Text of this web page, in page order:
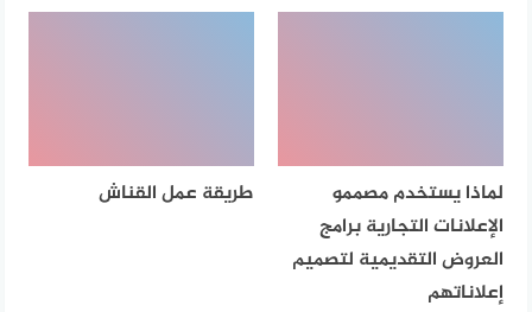
لماذا يستخدم مصممو
الإعلانات التجارية برامج
العروض التقديمية لتصميم
إعلاناتهم
طريقة عمل القناش